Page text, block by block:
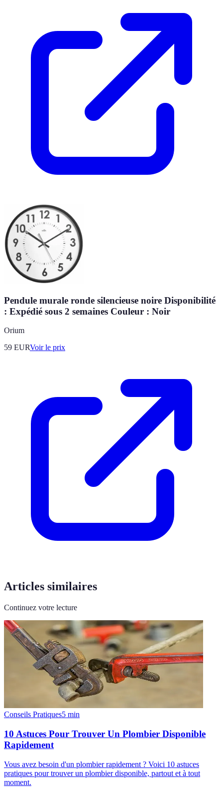
Pendule murale ronde silencieuse noire Disponibilité
: Expédié sous 2 semaines Couleur : Noir
Orium
59 EURVoir le prix
Articles similaires
Continuez votre lecture
Conseils Pratiques5 min
10 Astuces Pour Trouver Un Plombier Disponible
Rapidement
Vous avez besoin d'un plombier rapidement ? Voici 10 astuces
pratiques pour trouver un plombier disponible, partout et à tout
moment.